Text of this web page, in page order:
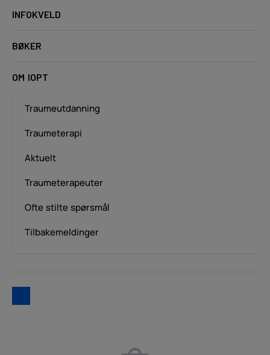
INFOKVELD
BØKER
OM IOPT
Traumeutdanning
Traumeterapi
Aktuelt
Traumeterapeuter
Ofte stilte spørsmål
Tilbakemeldinger